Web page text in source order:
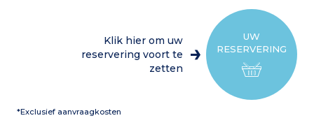
waterkoker, serviesgoed
(bestek, glas, bord, kom,
beker, steelpan,
en bedden opgemaakt bij
per boot bereikbaar.
Het houten huis van 25 m²
is ontworpen voor 5
koffiezetapparaat,
UW
RESERVERING
Klik hier om uw
reservering voort te
zetten
*Exclusief aanvraagkosten